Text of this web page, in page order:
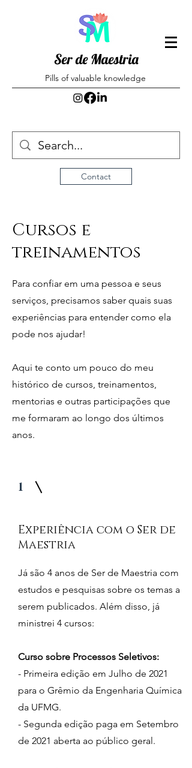
Ser de Maestria
Pills of valuable knowledge
Contact
Cursos e
treinamentos
Para confiar em uma pessoa e seus
serviços, precisamos saber quais suas
experiências para entender como ela
pode nos ajudar!
Aqui te conto um pouco do meu
histórico de cursos, treinamentos,
mentorias e outras participações que
me formaram ao longo dos últimos
anos.
1
Experiência com o Ser de
Maestria
Já são 4 anos de Ser de Maestria com
estudos e pesquisas sobre os temas a
serem publicados. Além disso, já
ministrei 4 cursos:
Curso sobre Processos Seletivos:
- Primeira edição em Julho de 2021
para o Grêmio da Engenharia Química
da UFMG.
- Segunda edição paga em Setembro
de 2021 aberta ao público geral.